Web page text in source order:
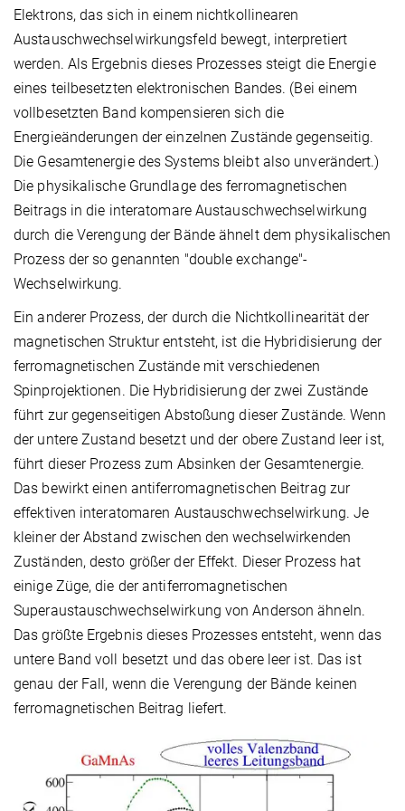
Elektrons, das sich in einem nichtkollinearen
Austauschwechselwirkungsfeld bewegt, interpretiert
werden. Als Ergebnis dieses Prozesses steigt die Energie
eines teilbesetzten elektronischen Bandes. (Bei einem
vollbesetzten Band kompensieren sich die
Energieänderungen der einzelnen Zustände gegenseitig.
Die Gesamtenergie des Systems bleibt also unverändert.)
Die physikalische Grundlage des ferromagnetischen
Beitrags in die interatomare Austauschwechselwirkung
durch die Verengung der Bände ähnelt dem physikalischen
Prozess der so genannten "double exchange"-
Wechselwirkung.
Ein anderer Prozess, der durch die Nichtkollinearität der
magnetischen Struktur entsteht, ist die Hybridisierung der
ferromagnetischen Zustände mit verschiedenen
Spinprojektionen. Die Hybridisierung der zwei Zustände
führt zur gegenseitigen Abstoßung dieser Zustände. Wenn
der untere Zustand besetzt und der obere Zustand leer ist,
führt dieser Prozess zum Absinken der Gesamtenergie.
Das bewirkt einen antiferromagnetischen Beitrag zur
effektiven interatomaren Austauschwechselwirkung. Je
kleiner der Abstand zwischen den wechselwirkenden
Zuständen, desto größer der Effekt. Dieser Prozess hat
einige Züge, die der antiferromagnetischen
Superaustauschwechselwirkung von Anderson ähneln.
Das größte Ergebnis dieses Prozesses entsteht, wenn das
untere Band voll besetzt und das obere leer ist. Das ist
genau der Fall, wenn die Verengung der Bände keinen
ferromagnetischen Beitrag liefert.